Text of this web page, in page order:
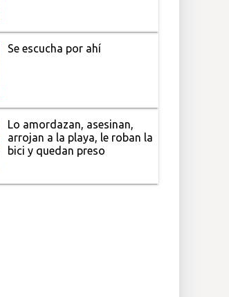
Se escucha por ahí
Lo amordazan, asesinan,
arrojan a la playa, le roban la
bici y quedan preso